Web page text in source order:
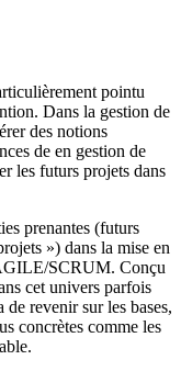
pointu
Dans la gestion de
des notions
de en gestion de
les futurs projets dans
prenantes (futurs
») dans la mise en
SCRUM. Conçu
cet univers parfois
revenir sur les bases,
concrètes comme les